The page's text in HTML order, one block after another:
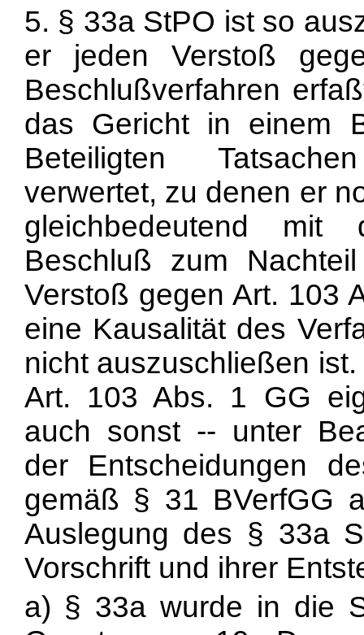
5. § 33a StPO ist so
er jeden Verstoß
Beschlußverfahren
das Gericht in einem
Beteiligten
verwertet, zu denen er
gleichbedeutend
Beschluß zum
Verstoß gegen Art. 103
eine Kausalität des
nicht auszuschließen
Art. 103 Abs. 1 GG
auch sonst -- unter
der Entscheidungen
gemäß § 31 BVerfGG
Auslegung des § 33a
Vorschrift und ihrer
a) § 33a wurde in die